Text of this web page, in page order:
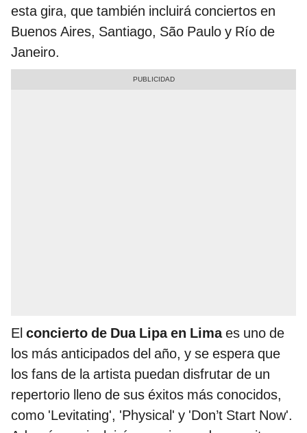
esta gira, que también incluirá conciertos en
Buenos Aires, Santiago, São Paulo y Río de
Janeiro.
El concierto de Dua Lipa en Limaes uno de
los más anticipados del año, y se espera que
los fans de la artista puedan disfrutar de un
repertorio lleno de sus éxitos más conocidos,
como 'Levitating', 'Physical' y 'Don’t Start Now'.